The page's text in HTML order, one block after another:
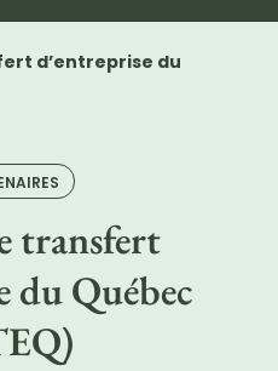
d’entreprise du
transfert
du Québec